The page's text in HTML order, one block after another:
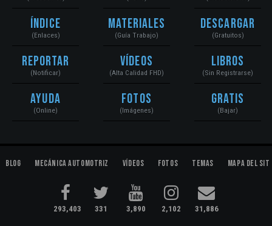
Índice
(Enlaces)
Reportar
(Notificar)
Ayuda
(Online)
Materiales
(Guía Trabajo)
Vídeos
(Alta Calidad FHD)
Fotos
(Imágenes)
Descargar
(Gratuitos)
Libros
(Sin Registrarse)
Gratis
(Bajar)
Blog Mecánica Automotriz Vídeos Fotos Temas Mapa del
293,403 331 3,890 2,102 31,886